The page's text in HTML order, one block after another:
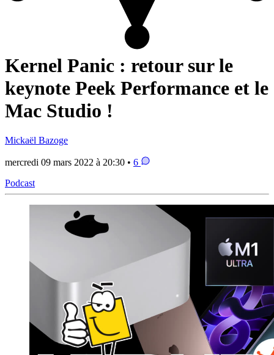
Kernel Panic : retour sur le
keynote Peek Performance et le
Mac Studio !
Mickaël Bazoge
mercredi 09 mars 2022 à 20:30 • 6
Podcast